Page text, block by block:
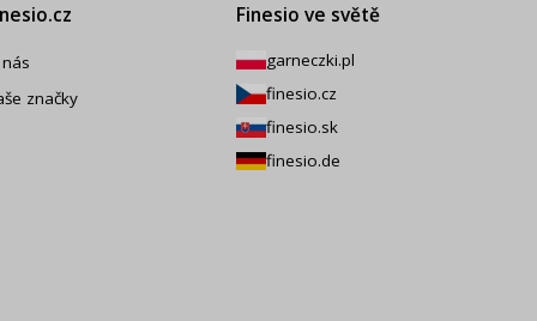
značky
Finesio ve světě
garneczki.pl
finesio.cz
finesio.sk
finesio.de